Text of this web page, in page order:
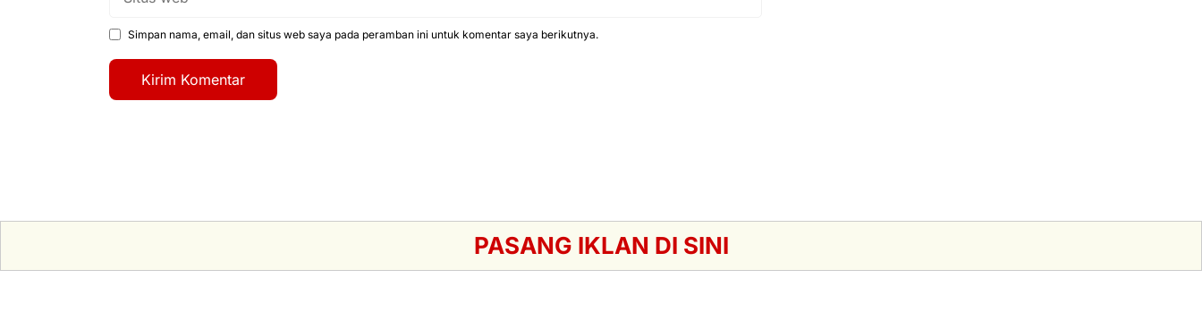
Simpan nama, email, dan situs web saya pada peramban ini untuk komentar saya berikutnya.
PASANG IKLAN DI SINI